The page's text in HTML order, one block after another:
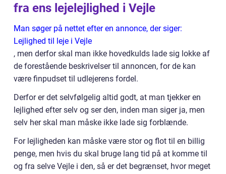
fra ens lejelejlighed i Vejle
Man søger på nettet efter en annonce, der siger:
Lejlighed til leje i Vejle
, men derfor skal man ikke hovedkulds lade sig lokke af
de forestående beskrivelser til annoncen, for de kan
være finpudset til udlejerens fordel.
Derfor er det selvfølgelig altid godt, at man tjekker en
lejlighed efter selv og ser den, inden man siger ja, men
selv her skal man måske ikke lade sig forblænde.
For lejligheden kan måske være stor og flot til en billig
penge, men hvis du skal bruge lang tid på at komme til
og fra selve Vejle i den, så er det begrænset, hvor meget